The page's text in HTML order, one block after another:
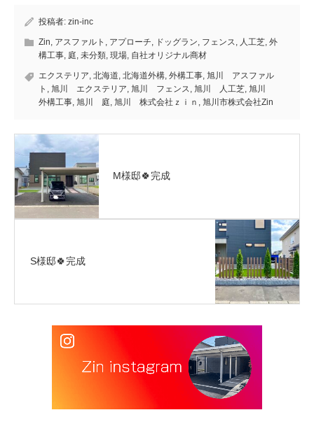
投稿者: zin-inc
Zin, アスファルト , アプローチ, ドッグラン, フェンス, 人工芝, 外
構工事, 庭, 未分類, 現場, 自社オリジナル商材
エクステリア, 北海道, 北海道外構, 外構工事, 旭川 アスファル
ト , 旭川 エクステリア, 旭川 フェンス, 旭川 人工芝, 旭川
外構工事, 旭川 庭, 旭川 株式会社ｚｉｎ , 旭川市株式会社Zin
M様邸🍀完成
S様邸🍀完成